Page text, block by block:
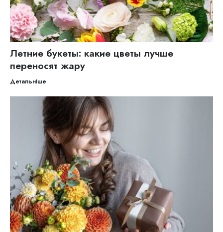
Летние букеты: какие цветы лучше
переносят жару
Детальніше